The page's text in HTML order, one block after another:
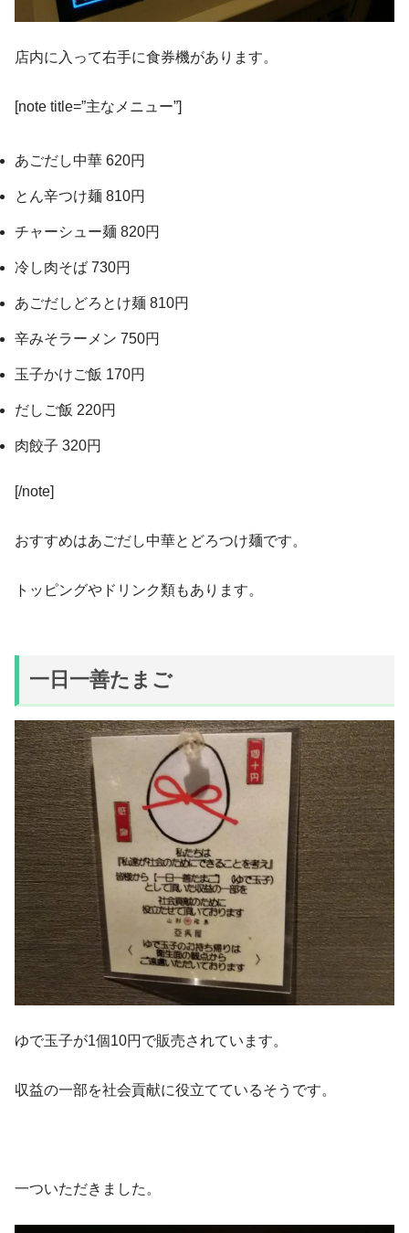
店内に入って右手に食券機があります。
[note title=”主なメニュー”]
あごだし中華 620円
とん辛つけ麺 810円
チャーシュー麺 820円
冷し肉そば 730円
あごだしどろとけ麺 810円
辛みそラーメン 750円
玉子かけご飯 170円
だしご飯 220円
肉餃子 320円
[/note]
おすすめはあごだし中華とどろつけ麺です。
トッピングやドリンク類もあります。
一日一善たまご
ゆで玉子が1個10円で販売されています。
収益の一部を社会貢献に役立てているそうです。
一ついただきました。